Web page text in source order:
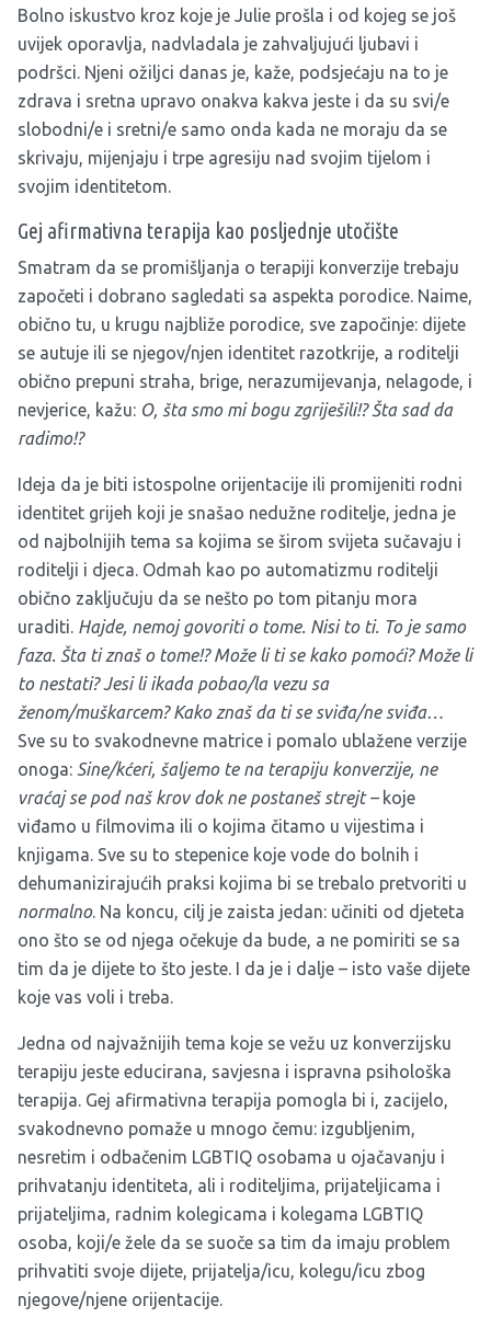
Bolno iskustvo kroz koje je Julie prošla i od kojeg se još
uvijek oporavlja, nadvladala je zahvaljujući ljubavi i
podršci. Njeni ožiljci danas je, kaže, podsjećaju na to je
zdrava i sretna upravo onakva kakva jeste i da su svi/e
slobodni/e i sretni/e samo onda kada ne moraju da se
skrivaju, mijenjaju i trpe agresiju nad svojim tijelom i
svojim identitetom.
Gej afirmativna terapija kao posljednje utočište
Smatram da se promišljanja o terapiji konverzije trebaju
započeti i dobrano sagledati sa aspekta porodice. Naime,
obično tu, u krugu najbliže porodice, sve započinje: dijete
se autuje ili se njegov/njen identitet razotkrije, a roditelji
obično prepuni straha, brige, nerazumijevanja, nelagode, i
nevjerice, kažu: O, šta smo mi bogu zgriješili!? Šta sad da
radimo!?
Ideja da je biti istospolne orijentacije ili promijeniti rodni
identitet grijeh koji je snašao nedužne roditelje, jedna je
od najbolnijih tema sa kojima se širom svijeta sučavaju i
roditelji i djeca. Odmah kao po automatizmu roditelji
obično zaključuju da se nešto po tom pitanju mora
uraditi. Hajde, nemoj govoriti o tome. Nisi to ti. To je samo
faza. Šta ti znaš o tome!? Može li ti se kako pomoći? Može li
to nestati? Jesi li ikada pobao/la vezu sa
ženom/muškarcem? Kako znaš da ti se sviđa/ne sviđa…
Sve su to svakodnevne matrice i pomalo ublažene verzije
onoga: Sine/kćeri, šaljemo te na terapiju konverzije, ne
vraćaj se pod naš krov dok ne postaneš strejt – koje
viđamo u filmovima ili o kojima čitamo u vijestima i
knjigama. Sve su to stepenice koje vode do bolnih i
dehumanizirajućih praksi kojima bi se trebalo pretvoriti u
normalno. Na koncu, cilj je zaista jedan: učiniti od djeteta
ono što se od njega očekuje da bude, a ne pomiriti se sa
tim da je dijete to što jeste. I da je i dalje – isto vaše dijete
koje vas voli i treba.
Jedna od najvažnijih tema koje se vežu uz konverzijsku
terapiju jeste educirana, savjesna i ispravna psihološka
terapija. Gej afirmativna terapija pomogla bi i, zacijelo,
svakodnevno pomaže u mnogo čemu: izgubljenim,
nesretim i odbačenim LGBTIQ osobama u ojačavanju i
prihvatanju identiteta, ali i roditeljima, prijateljicama i
prijateljima, radnim kolegicama i kolegama LGBTIQ
osoba, koji/e žele da se suoče sa tim da imaju problem
prihvatiti svoje dijete, prijatelja/icu, kolegu/icu zbog
njegove/njene orijentacije.